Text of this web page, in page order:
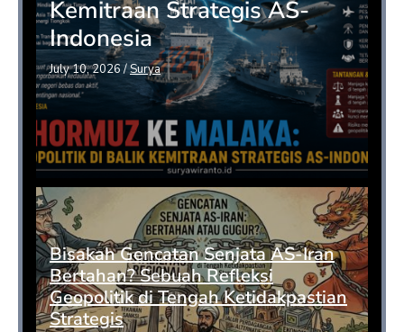
Kemitraan Strategis AS-
Indonesia
July 10, 2026/Surya
Bisakah Gencatan Senjata AS-Iran
Bertahan? Sebuah Refleksi
Geopolitik di Tengah Ketidakpastian
Strategis